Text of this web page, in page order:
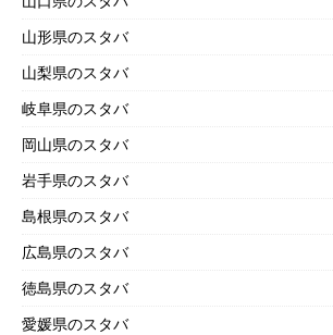
山形県のスタバ
山梨県のスタバ
岐阜県のスタバ
岡山県のスタバ
岩手県のスタバ
島根県のスタバ
広島県のスタバ
徳島県のスタバ
愛媛県のスタバ